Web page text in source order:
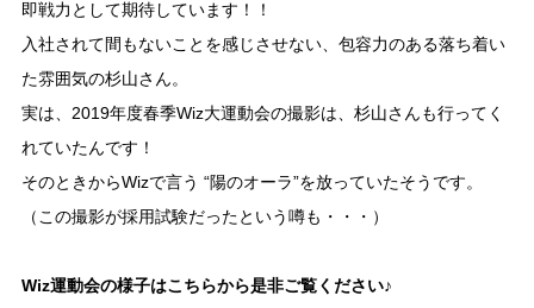
即戦力として期待しています！！
入社されて間もないことを感じさせない、包容力のある落ち着い
た雰囲気の杉山さん。
実は、2019年度春季Wiz大運動会の撮影は、杉山さんも行ってく
れていたんです！
そのときからWizで言う “陽のオーラ”を放っていたそうです。
（この撮影が採用試験だったという噂も・・・）
Wiz運動会の様子はこちらから是非ご覧ください♪